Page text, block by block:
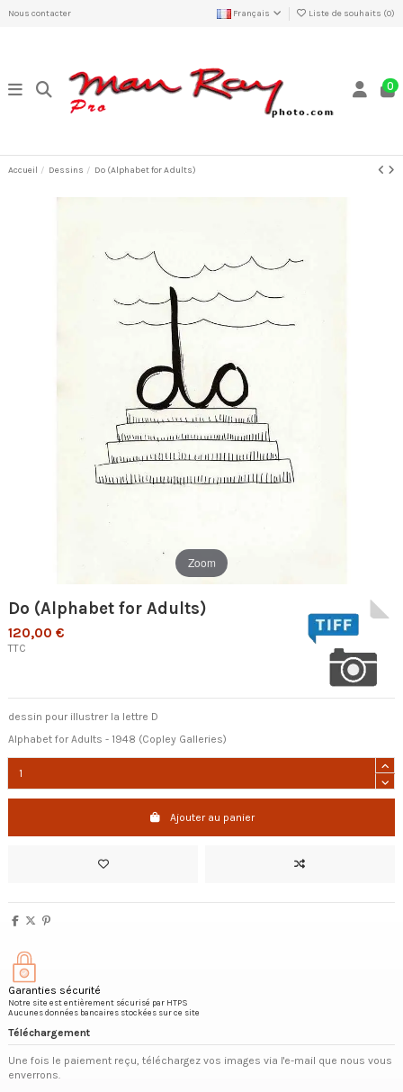
Nous contacter Français Liste de souhaits (0)
0
Accueil Dessins Do (Alphabet for Adults)
Zoom
Do (Alphabet for Adults)
120,00 €
TTC
dessin pour illustrer la lettre D
Alphabet for Adults - 1948 (Copley Galleries)
Ajouter au panier
Garanties sécurité
Notre site est entièrement sécurisé par HTPS
Aucunes données bancaires stockées sur ce site
Téléchargement
Une fois le paiement reçu, téléchargez vos images via l'e-mail que nous vous
enverrons.